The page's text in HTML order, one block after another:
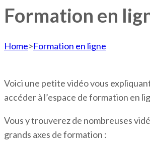
Formation en
Home>Formation en ligne
Voici une petite vidéo vous
accéder à l’espace de formation en
Vous y trouverez de nombreuses
grands axes de formation :